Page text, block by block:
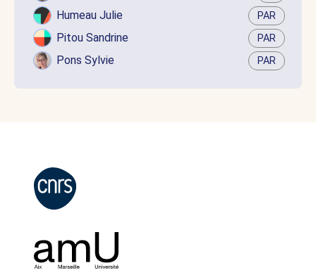
Humeau Julie PAR
Pitou Sandrine PAR
Pons Sylvie PAR